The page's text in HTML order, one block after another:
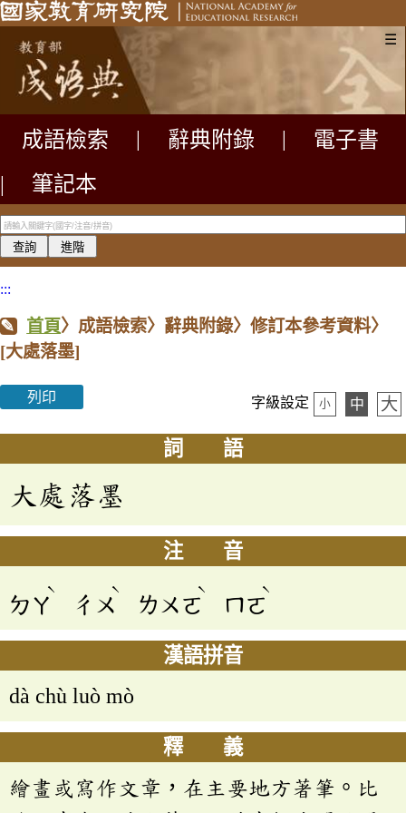
☰
成語檢索 辭典附錄
電子書
|
筆記本
:::
首頁〉成語檢索〉辭典附錄〉修訂本參考資料〉
[大處落墨]
列印 字級設定 小 中 大
詞 語
大處落墨
注 音
ㄉㄚ
ˋ
ㄔㄨ
ˋ
ㄌㄨㄛ
ˋ
ㄇㄛ
ˋ
漢語拼音
dà chù luò mò
釋 義
繪畫或寫作文章，在主要地方著筆。比